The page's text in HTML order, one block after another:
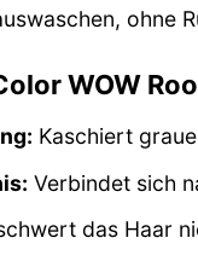
ohne
WOW
Kaschiert
Verbindet sich
das Haar